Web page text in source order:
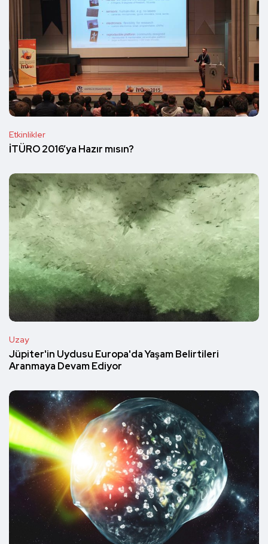
Etkinlikler
İTÜRO 2016’ya Hazır mısın?
Uzay
Jüpiter'in Uydusu Europa'da Yaşam Belirtileri
Aranmaya Devam Ediyor